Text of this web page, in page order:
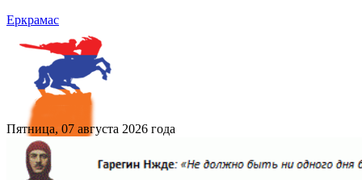
Еркрамас
Пятница, 07 августа 2026 года